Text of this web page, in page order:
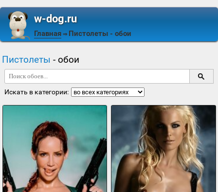
w-dog.ru
Главная ⇒ Пистолеты - обои
Пистолеты - обои
Искать в категории: